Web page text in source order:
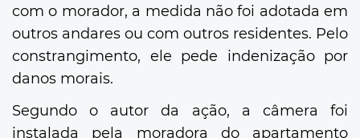
com o morador, a medida não foi adotada em
outros andares ou com outros residentes. Pelo
constrangimento, ele pede indenização por
danos morais.
Segundo o autor da ação, a câmera foi
instalada pela moradora do apartamento